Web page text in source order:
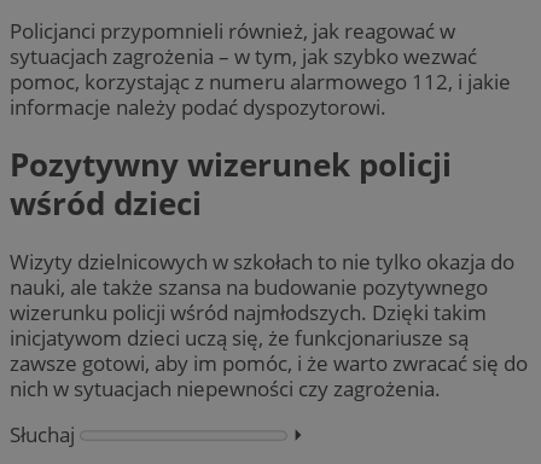
Policjanci przypomnieli również, jak reagować w
sytuacjach zagrożenia – w tym, jak szybko wezwać
pomoc, korzystając z numeru alarmowego 112, i jakie
informacje należy podać dyspozytorowi.
Pozytywny wizerunek policji
wśród dzieci
Wizyty dzielnicowych w szkołach to nie tylko okazja do
nauki, ale także szansa na budowanie pozytywnego
wizerunku policji wśród najmłodszych. Dzięki takim
inicjatywom dzieci uczą się, że funkcjonariusze są
zawsze gotowi, aby im pomóc, i że warto zwracać się do
nich w sytuacjach niepewności czy zagrożenia.
Słuchaj
⏵︎